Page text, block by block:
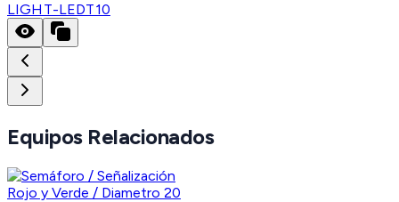
LIGHT-LEDT10
Equipos Relacionados